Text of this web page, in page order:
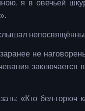
я в овечьей
не
заключается
«Кто бел-горюч